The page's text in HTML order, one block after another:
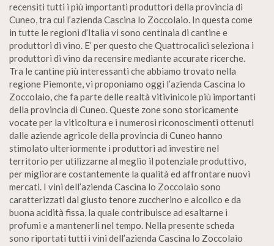
recensiti tutti i più importanti produttori della provincia di
Cuneo, tra cui l’azienda Cascina lo Zoccolaio. In questa come
in tutte le regioni d’Italia vi sono centinaia di cantine e
produttori di vino. E’ per questo che Quattrocalici seleziona i
produttori di vino da recensire mediante accurate ricerche.
Tra le cantine più interessanti che abbiamo trovato nella
regione Piemonte, vi proponiamo oggi l’azienda Cascina lo
Zoccolaio, che fa parte delle realtà vitivinicole più importanti
della provincia di Cuneo. Queste zone sono storicamente
vocate per la viticoltura e i numerosi riconoscimenti ottenuti
dalle aziende agricole della provincia di Cuneo hanno
stimolato ulteriormente i produttori ad investire nel
territorio per utilizzarne al meglio il potenziale produttivo,
per migliorare costantemente la qualità ed affrontare nuovi
mercati. I vini dell’azienda Cascina lo Zoccolaio sono
caratterizzati dal giusto tenore zuccherino e alcolico e da
buona acidità fissa, la quale contribuisce ad esaltarne i
profumi e a mantenerli nel tempo. Nella presente scheda
sono riportati tutti i vini dell’azienda Cascina lo Zoccolaio